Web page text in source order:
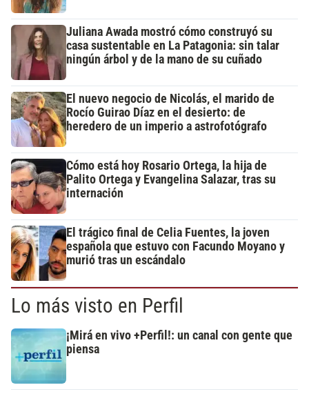
Juliana Awada mostró cómo construyó su
casa sustentable en La Patagonia: sin talar
ningún árbol y de la mano de su cuñado
El nuevo negocio de Nicolás, el marido de
Rocío Guirao Díaz en el desierto: de
heredero de un imperio a astrofotógrafo
Cómo está hoy Rosario Ortega, la hija de
Palito Ortega y Evangelina Salazar, tras su
internación
El trágico final de Celia Fuentes, la joven
española que estuvo con Facundo Moyano y
murió tras un escándalo
Lo más visto en Perfil
¡Mirá en vivo +Perfil!: un canal con gente que
piensa